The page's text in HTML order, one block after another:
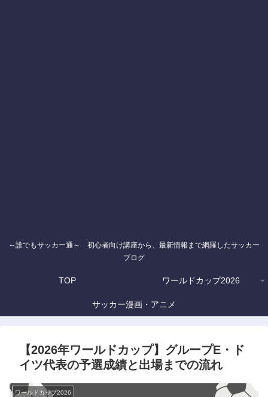
～誰でもサッカー通～ 初心者向け講座から、最新情報まで網羅したサッカー
ブログ
TOP ワールドカップ2026
サッカー漫画・アニメ
【2026年ワールドカップ】グループE・ド
イツ代表の予選成績と出場までの流れ
ワールドカップ2026